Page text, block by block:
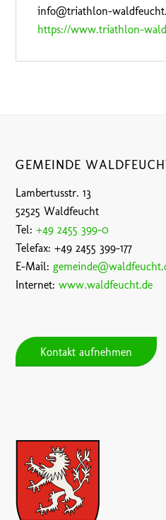
info@triathlon-
https://www.triathlon-
GEMEINDE
Lambertusstr. 13
52525 Waldfeucht
Tel:+49 2455 399-0
Telefax: +49 2455 399-177
E-Mail:
Internet:www.waldfeucht.de
Kontakt aufnehmen